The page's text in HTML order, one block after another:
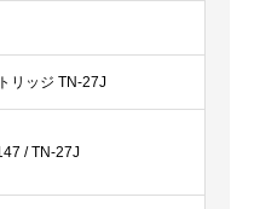
リッジ TN-27J
/ TN-27J